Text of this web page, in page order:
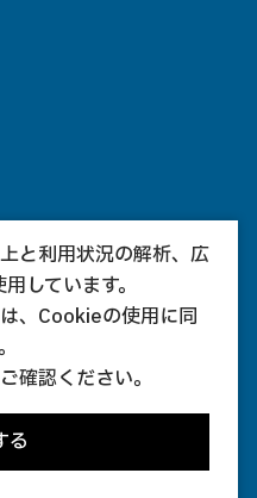
と利用状況の解析、広
しています。
、Cookieの使用に同
確認ください。
る